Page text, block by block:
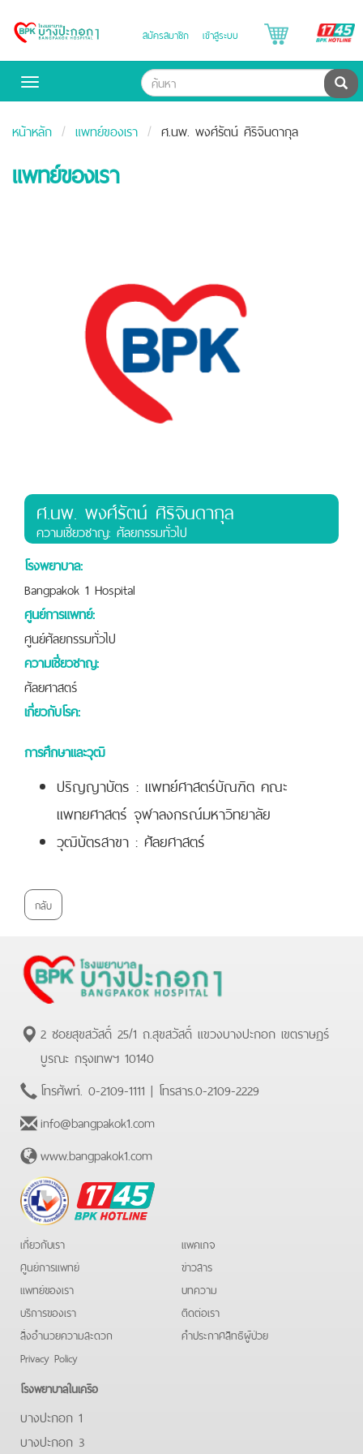
Bangpakok
สมัครสมาชิก เข้าสู่ระบบ
Toggle
ค้น
หน้าหลัก แพทย์ของเรา ศ.นพ. พงศ์รัตน์ ศิริจินดากุล
แพทย์ของเรา
ศ.นพ. พงศ์รัตน์ ศิริจินดากุล
ความเชี่ยวชาญ: ศัลยกรรมทั่วไป
โรงพยาบาล:
Bangpakok 1 Hospital
ศูนย์การแพทย์:
ศูนย์ศัลยกรรมทั่วไป
ความเชี่ยวชาญ:
ศัลยศาสตร์
เกี่ยวกับโรค:
การศึกษาและวุฒิ
ปริญญาบัตร : แพทย์ศาสตร์บัณฑิต คณะ
แพทยศาสตร์ จุฬาลงกรณ์มหาวิทยาลัย
วุฒิบัตรสาขา : ศัลยศาสตร์
กลับ
2 ซอยสุขสวัสดิ์ 25/1 ถ.สุขสวัสดิ์ แขวงบางปะกอก เขตราษฏร์
บูรณะ กรุงเทพฯ 10140
โทรศัพท์. 0-2109-1111 | โทรสาร.0-2109-2229
info@bangpakok1.com
www.bangpakok1.com
BPK
Hotline
เกี่ยวกับเรา
ศูนย์การแพทย์
แพทย์ของเรา
บริการของเรา
สิ่งอำนวยความสะดวก
Privacy Policy
แพคเกจ
ข่าวสาร
บทความ
ติดต่อเรา
คําประกาศสิทธิผู้ป่วย
โรงพยาบาลในเครือ
บางปะกอก 1
บางปะกอก 3